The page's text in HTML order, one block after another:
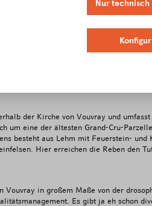
Verkostungsnotiz
der Kirche von Vouvray und
um eine der ältesten Grand-Cru-
besteht aus Lehm mit Feuerstein-
Hier erreichen die Reben den
Vouvray in großem Maße von der
Es gibt ja eh schon
Nur technisch